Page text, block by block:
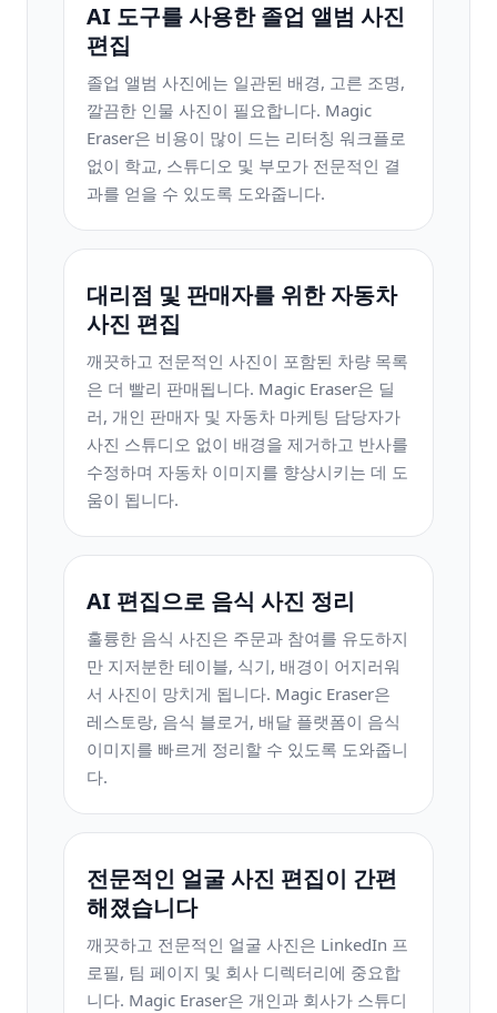
AI 도구를 사용한 졸업 앨범 사진
편집
졸업 앨범 사진에는 일관된 배경, 고른 조명,
깔끔한 인물 사진이 필요합니다. Magic
Eraser은 비용이 많이 드는 리터칭 워크플로
없이 학교, 스튜디오 및 부모가 전문적인 결
과를 얻을 수 있도록 도와줍니다.
대리점 및 판매자를 위한 자동차
사진 편집
깨끗하고 전문적인 사진이 포함된 차량 목록
은 더 빨리 판매됩니다. Magic Eraser은 딜
러, 개인 판매자 및 자동차 마케팅 담당자가
사진 스튜디오 없이 배경을 제거하고 반사를
수정하며 자동차 이미지를 향상시키는 데 도
움이 됩니다.
AI 편집으로 음식 사진 정리
훌륭한 음식 사진은 주문과 참여를 유도하지
만 지저분한 테이블, 식기, 배경이 어지러워
서 사진이 망치게 됩니다. Magic Eraser은
레스토랑, 음식 블로거, 배달 플랫폼이 음식
이미지를 빠르게 정리할 수 있도록 도와줍니
다.
전문적인 얼굴 사진 편집이 간편
해졌습니다
깨끗하고 전문적인 얼굴 사진은 LinkedIn 프
로필, 팀 페이지 및 회사 디렉터리에 중요합
니다. Magic Eraser은 개인과 회사가 스튜디